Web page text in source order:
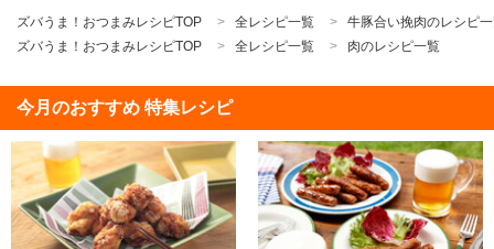
ズバうま！おつまみレシピTOP 全レシピ一覧
牛豚合い挽肉のレシピ
ズバうま！おつまみレシピTOP
全レシピ一覧 肉のレシピ一覧
今月のおすすめ 特集レシピ